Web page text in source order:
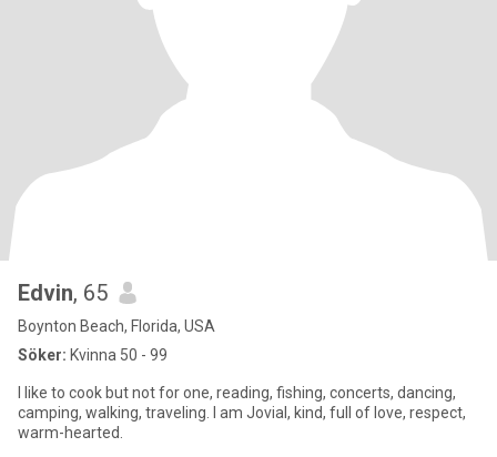
Edvin, 65
Boynton Beach, Florida, USA
Söker: Kvinna 50 - 99
I like to cook but not for one, reading, fishing, concerts, dancing,
camping, walking, traveling. I am Jovial, kind, full of love, respect,
warm-hearted.